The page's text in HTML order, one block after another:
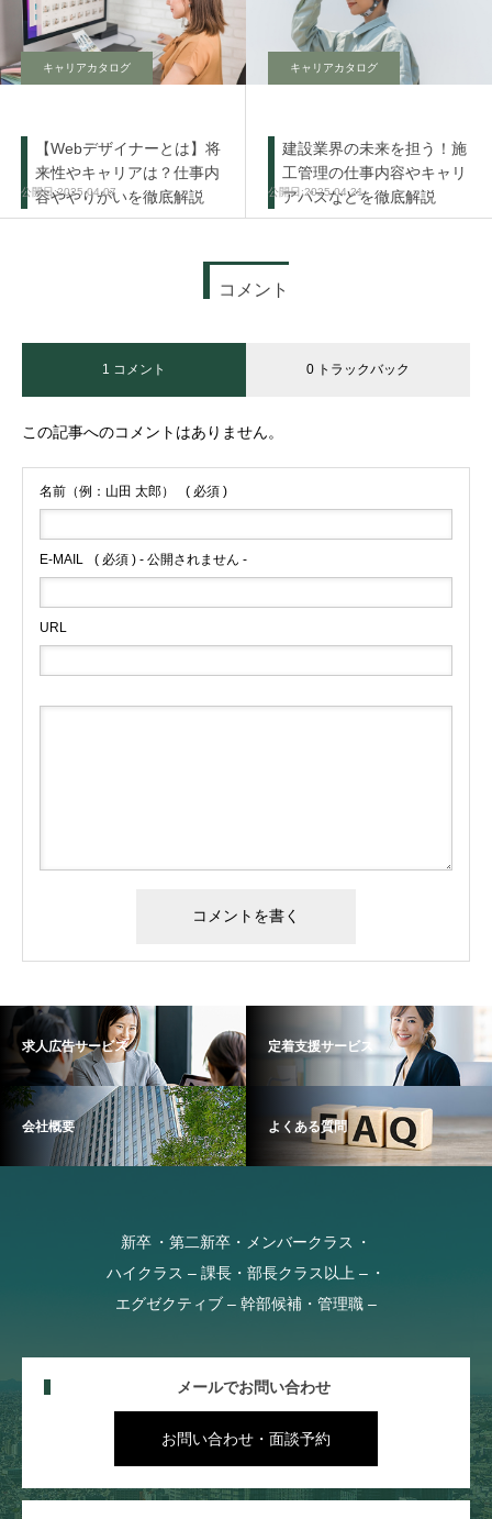
キャリアカタログ
【Webデザイナーとは】将
来性やキャリアは？仕事内
容ややりがいを徹底解説
2025.04.07
キャリアカタログ
建設業界の未来を担う！施
工管理の仕事内容やキャリ
アパスなどを徹底解説
2025.04.21
コメント
1 コメント 0 トラックバック
この記事へのコメントはありません。
名前（例：山田 太郎） ( 必須 )
E-MAIL ( 必須 ) - 公開されません -
URL
求人広告サービス 定着支援サービス
会社概要 よくある質問
新卒
第二新卒・メンバークラス
ハイクラス – 課長・部長クラス以上 –
エグゼクティブ – 幹部候補・管理職 –
メールでお問い合わせ
お問い合わせ・面談予約